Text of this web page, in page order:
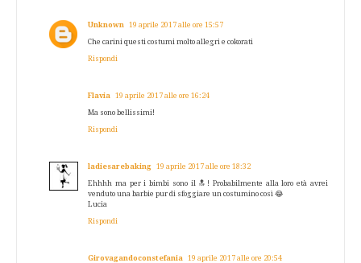
Unknown 19 aprile 2017 alle ore 15:57
Che carini questi costumi molto allegri e cokorati
Rispondi
Flavia 19 aprile 2017 alle ore 16:24
Ma sono bellissimi!
Rispondi
ladiesarebaking 19 aprile 2017 alle ore 18:32
Ehhhh ma per i bimbi sono il 🔝! Probabilmente alla loro età avrei
venduto una barbie pur di sfoggiare un costumino così 😂
Lucia
Rispondi
Girovagandoconstefania 19 aprile 2017 alle ore 20:54